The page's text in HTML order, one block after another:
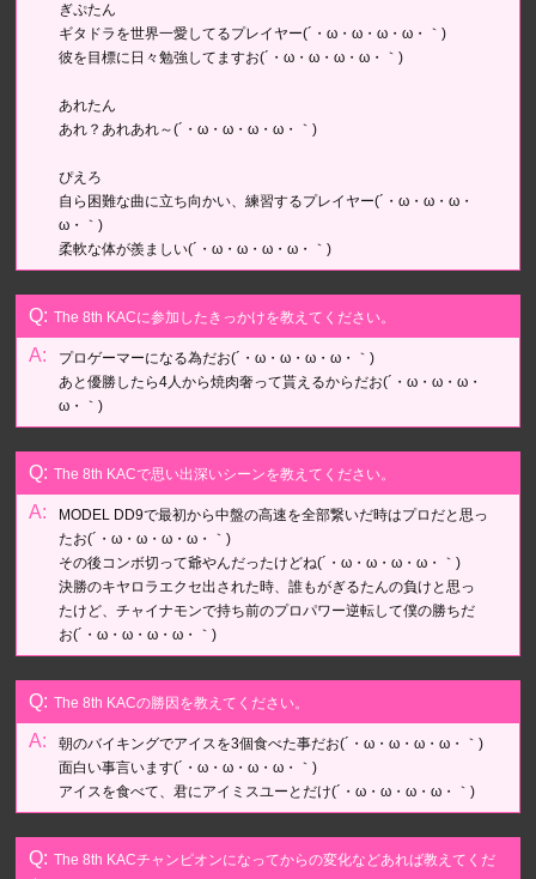
ぎぷたん
ギタドラを世界一愛してるプレイヤー(´・ω・ω・ω・ω・｀)
彼を目標に日々勉強してますお(´・ω・ω・ω・ω・｀)
あれたん
あれ？あれあれ～(´・ω・ω・ω・ω・｀)
ぴえろ
自ら困難な曲に立ち向かい、練習するプレイヤー(´・ω・ω・ω・
ω・｀)
柔軟な体が羨ましい(´・ω・ω・ω・ω・｀)
The 8th KACに参加したきっかけを教えてください。
プロゲーマーになる為だお(´・ω・ω・ω・ω・｀)
あと優勝したら4人から焼肉奢って貰えるからだお(´・ω・ω・ω・
ω・｀)
The 8th KACで思い出深いシーンを教えてください。
MODEL DD9で最初から中盤の高速を全部繋いだ時はプロだと思っ
たお(´・ω・ω・ω・ω・｀)
その後コンボ切って爺やんだったけどね(´・ω・ω・ω・ω・｀)
決勝のキヤロラエクセ出された時、誰もがぎるたんの負けと思っ
たけど、チャイナモンで持ち前のプロパワー逆転して僕の勝ちだ
お(´・ω・ω・ω・ω・｀)
The 8th KACの勝因を教えてください。
朝のバイキングでアイスを3個食べた事だお(´・ω・ω・ω・ω・｀)
面白い事言います(´・ω・ω・ω・ω・｀)
アイスを食べて、君にアイミスユーとだけ(´・ω・ω・ω・ω・｀)
The 8th KACチャンピオンになってからの変化などあれば教えてくだ